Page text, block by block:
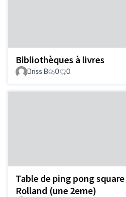
Bibliothèques à livres
Driss B
0 0
Table de ping pong
Rolland (une 2eme)